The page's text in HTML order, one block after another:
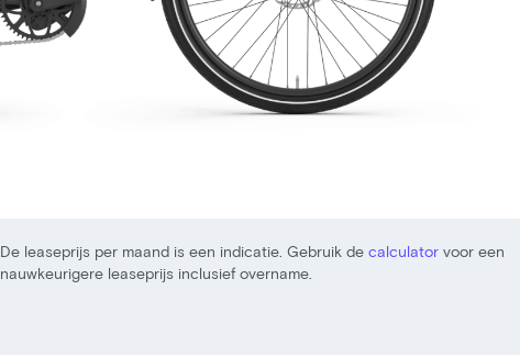
De leaseprijs per maand is een indicatie. Gebruik de calculator voor een
nauwkeurigere leaseprijs inclusief overname.